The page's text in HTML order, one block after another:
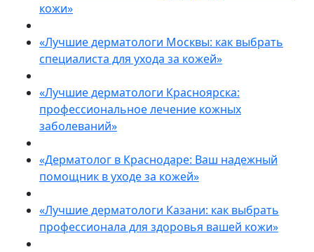
кожи»
«Лучшие дерматологи Москвы: как выбрать
специалиста для ухода за кожей»
«Лучшие дерматологи Красноярска:
профессиональное лечение кожных
заболеваний»
«Дерматолог в Краснодаре: Ваш надежный
помощник в уходе за кожей»
«Лучшие дерматологи Казани: как выбрать
профессионала для здоровья вашей кожи»